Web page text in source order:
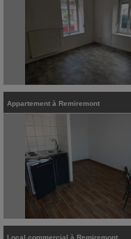
Appartement à Remiremont
Local commercial à Remiremont